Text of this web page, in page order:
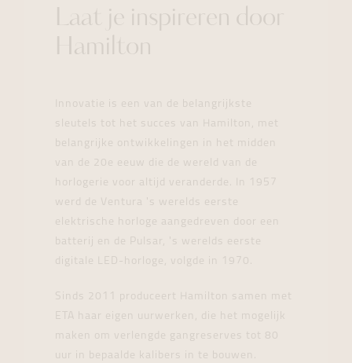
Laat je inspireren door
Hamilton
Innovatie is een van de belangrijkste
sleutels tot het succes van Hamilton, met
belangrijke ontwikkelingen in het midden
van de 20e eeuw die de wereld van de
horlogerie voor altijd veranderde. In 1957
werd de Ventura 's werelds eerste
elektrische horloge aangedreven door een
batterij en de Pulsar, 's werelds eerste
digitale LED-horloge, volgde in 1970.
Sinds 2011 produceert Hamilton samen met
ETA haar eigen uurwerken, die het mogelijk
maken om verlengde gangreserves tot 80
uur in bepaalde kalibers in te bouwen.